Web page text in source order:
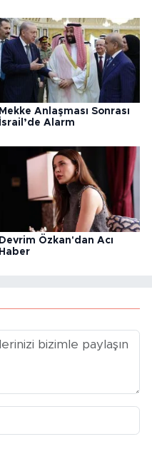
Mekke Anlaşması Sonrası
İsrail’de Alarm
Devrim Özkan'dan Acı
Haber